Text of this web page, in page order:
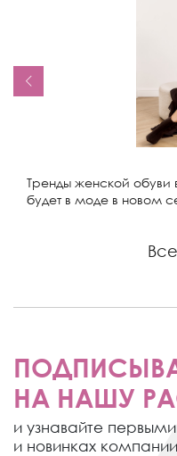
Тренды женской обуви
будет в моде в новом
НА НАШУ
и узнавайте
и новинках компании